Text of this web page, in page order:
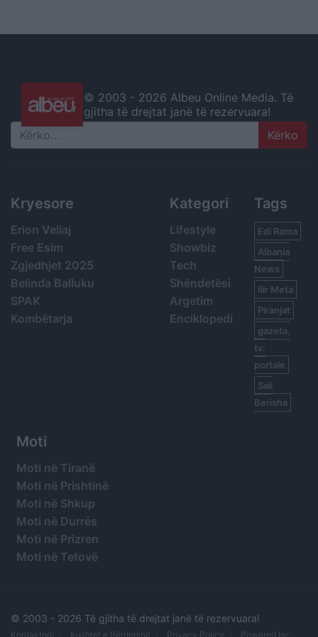
© 2003 - 2026 Albeu Online Media. Të
gjitha të drejtat janë të rezervuara!
Search
Kryesore
Erion Veliaj
Free Esim
Zgjedhjet 2025
Belinda Balluku
SPAK
Kombëtarja
Kategori
Lifestyle
Showbiz
Tech
Shëndetësi
Argetim
Enciklopedi
Tags
Edi Rama
Albania
News
Ilir Meta
Piranjat
gazeta,
tv,
portale
Sali
Berisha
Moti
Moti në Tiranë
Moti në Prishtinë
Moti në Shkup
Moti në Durrës
Moti në Prizren
Moti në Tetovë
© 2003 - 2026 Të gjitha të drejtat janë të rezervuara!
Kontaktoni Kushtet e Përdorimit Privacy Policy Powered by: